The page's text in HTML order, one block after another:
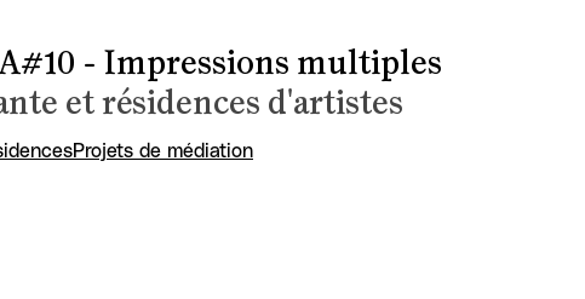
- Impressions multiples
et résidences d'artistes
Projets de médiation